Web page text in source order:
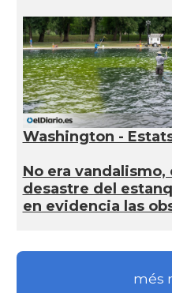
Washington -
No era vandalismo,
desastre del
en evidencia las
més